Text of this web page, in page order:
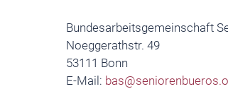
Bundesarbeitsgemeinschaft
Noeggerathstr. 49
53111 Bonn
E-Mail: